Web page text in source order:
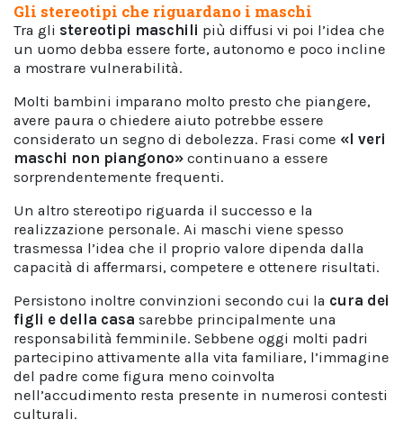
Gli stereotipi che riguardano i maschi
Tra gli stereotipi maschili più diffusi vi poi l’idea che
un uomo debba essere forte, autonomo e poco incline
a mostrare vulnerabilità.
Molti bambini imparano molto presto che piangere,
avere paura o chiedere aiuto potrebbe essere
considerato un segno di debolezza. Frasi come «I veri
maschi non piangono» continuano a essere
sorprendentemente frequenti.
Un altro stereotipo riguarda il successo e la
realizzazione personale. Ai maschi viene spesso
trasmessa l’idea che il proprio valore dipenda dalla
capacità di affermarsi, competere e ottenere risultati.
Persistono inoltre convinzioni secondo cui la cura dei
figli e della casa sarebbe principalmente una
responsabilità femminile. Sebbene oggi molti padri
partecipino attivamente alla vita familiare, l’immagine
del padre come figura meno coinvolta
nell’accudimento resta presente in numerosi contesti
culturali.